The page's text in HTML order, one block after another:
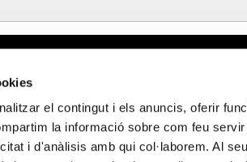
el contingut i els anuncis, oferir
la informació sobre com feu
i d'anàlisis amb qui col·laborem. Al
privacitat
cookies
privacitat en